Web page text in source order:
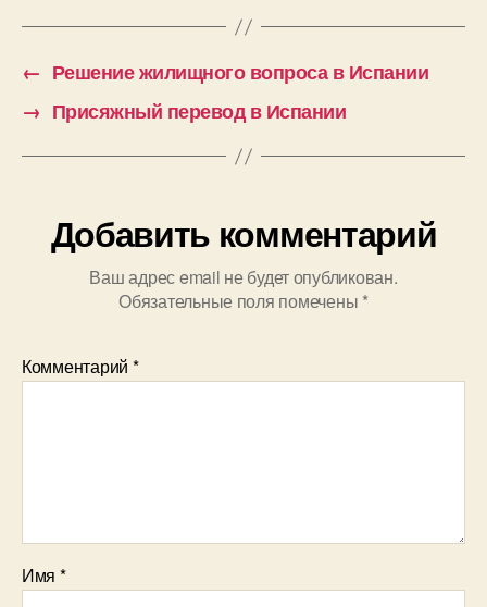
← Решение жилищного вопроса в Испании
→ Присяжный перевод в Испании
Добавить комментарий
Ваш адрес email не будет опубликован.
Обязательные поля помечены *
Комментарий *
Имя *